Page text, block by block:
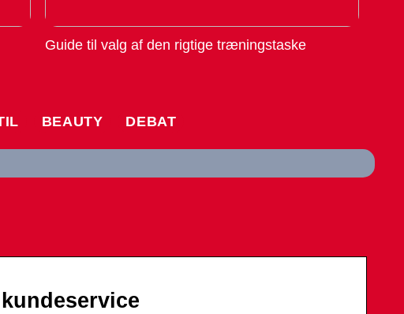
Guide til valg af den rigtige træningstaske
BEAUTY DEBAT